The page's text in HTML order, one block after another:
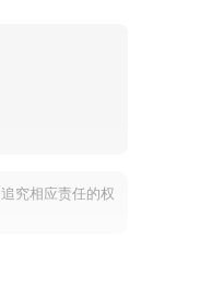
究相应责任的权